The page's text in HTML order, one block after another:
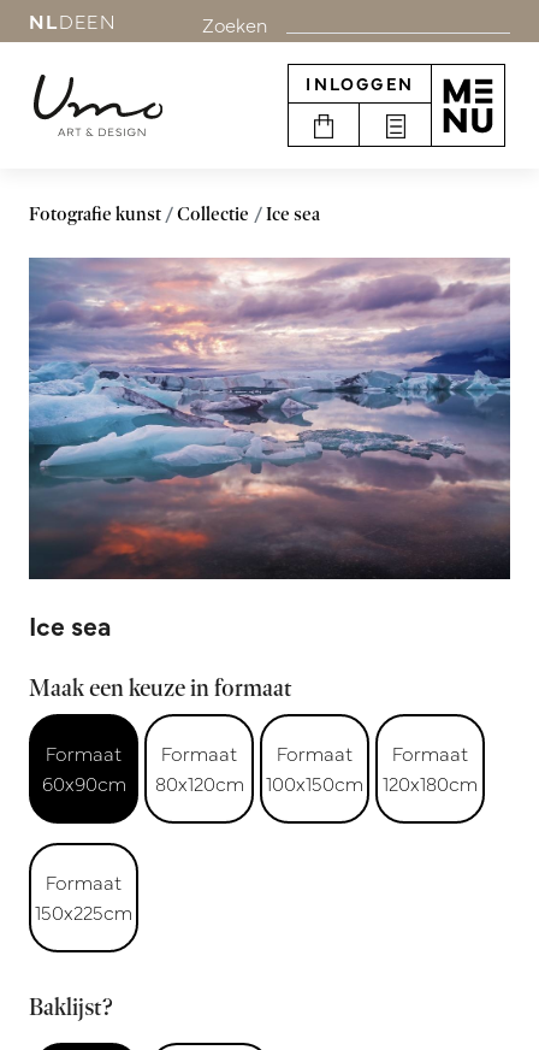
NLDEEN Zoeken
INLOGGEN
Fotografie kunst Collectie Ice sea
Ice sea
Maak een keuze in formaat
Formaat
60x90cm
Formaat
80x120cm
Formaat
100x150cm
Formaat
120x180cm
Formaat
150x225cm
Baklijst?